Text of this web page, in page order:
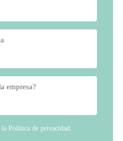
empresa?
Política de privacidad